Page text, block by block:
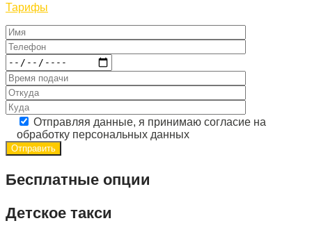
Тарифы
Отправляя данные, я принимаю согласие на
обработку персональных данных
Бесплатные опции
Детское такси